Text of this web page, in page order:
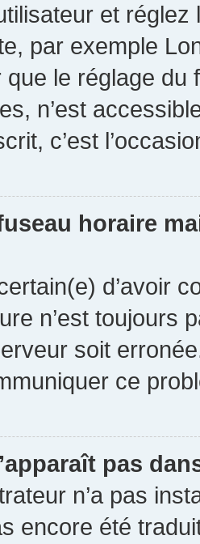
et
par exemple
que le réglage
n’est
c’est
horaire
d’avoir
n’est
soit
ce
pas
n’a pas
encore été